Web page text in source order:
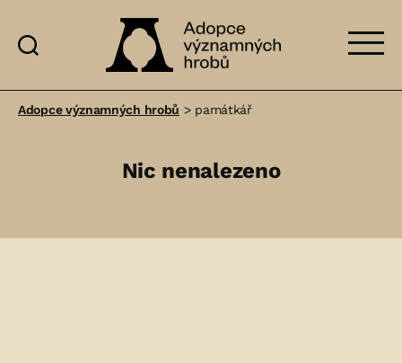
významných
Adopce významných hrobů > památkář
Nic nenalezeno